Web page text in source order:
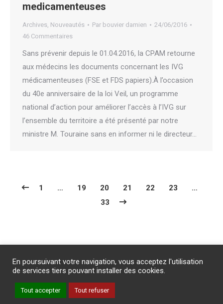
medicamenteuses
Archives, Nouveautés Par bouvier damien
24/06/2016
46 Commentaires
Sans prévenir depuis le 01.04.2016, la CPAM retourne
aux médecins les documents concernant les IVG
médicamenteuses (FSE et FDS papiers).À l’occasion
du 40e anniversaire de la loi Veil, un programme
national d’action pour améliorer l’accès à l’IVG sur
l’ensemble du territoire a été présenté par notre
ministre M. Touraine sans en informer ni le directeur…
1 … 19 20 21 22 23
…
33
PROTECTION DES DONNEES PERSONNELLES
Copyright © AM
En poursuivant votre navigation, vous acceptez l'utilisation
de services tiers pouvant installer des cookies.
Tout accepter Tout refuser